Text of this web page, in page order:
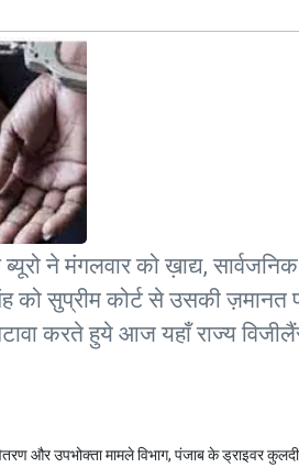
ने मंगलवार को ख़ाद्य,
को सुप्रीम कोर्ट से उसकी
करते हुये आज यहाँ राज्य
और उपभोक्ता मामले विभाग, पंजाब के ड्राइवर